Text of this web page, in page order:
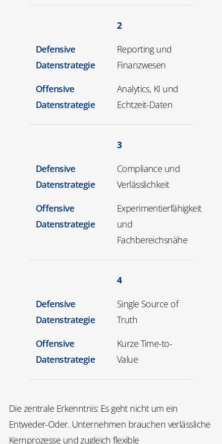
2
Defensive
Datenstrategie
Reporting und
Finanzwesen
Offensive
Datenstrategie
Analytics, KI und
Echtzeit-Daten
3
Defensive
Datenstrategie
Compliance und
Verlässlichkeit
Offensive
Datenstrategie
Experimentierfähigkeit
und
Fachbereichsnähe
4
Defensive
Datenstrategie
Single Source of
Truth
Offensive
Datenstrategie
Kurze Time-to-
Value
Die zentrale Erkenntnis: Es geht nicht um ein
Entweder-Oder. Unternehmen brauchen verlässliche
Kernprozesse und zugleich flexible